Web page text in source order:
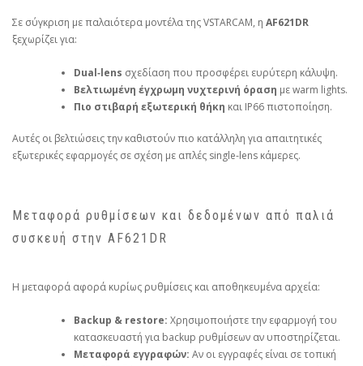
Σε σύγκριση με παλαιότερα μοντέλα της VSTARCAM, η AF621DR
ξεχωρίζει για:
Dual‑lens σχεδίαση που προσφέρει ευρύτερη κάλυψη.
Βελτιωμένη έγχρωμη νυχτερινή όραση με warm lights.
Πιο στιβαρή εξωτερική θήκη και IP66 πιστοποίηση.
Αυτές οι βελτιώσεις την καθιστούν πιο κατάλληλη για απαιτητικές
εξωτερικές εφαρμογές σε σχέση με απλές single‑lens κάμερες.
Μεταφορά ρυθμίσεων και δεδομένων από παλιά
συσκευή στην AF621DR
Η μεταφορά αφορά κυρίως ρυθμίσεις και αποθηκευμένα αρχεία:
Backup & restore: Χρησιμοποιήστε την εφαρμογή του
κατασκευαστή για backup ρυθμίσεων αν υποστηρίζεται.
Μεταφορά εγγραφών: Αν οι εγγραφές είναι σε τοπική